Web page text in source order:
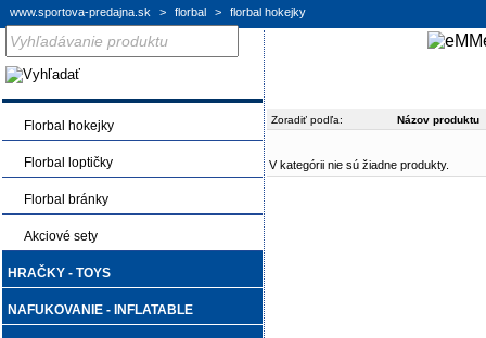
www.sportova-predajna.sk > florbal > florbal hokejky
Florbal hokejky
Florbal loptičky
Florbal bránky
Akciové sety
HRAČKY - TOYS
NAFUKOVANIE - INFLATABLE
Zoradiť podľa: Názov produktu
V kategórii nie sú žiadne produkty.